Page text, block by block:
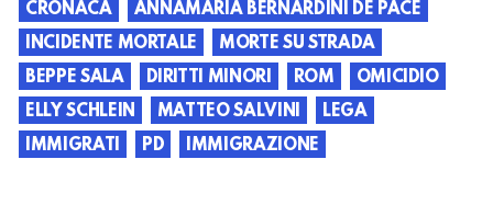
CRONACA
ANNAMARIA BERNARDINI DE PACE
INCIDENTE MORTALE
MORTE SU STRADA
BEPPE SALA
DIRITTI MINORI ROM
OMICIDIO
ELLY SCHLEIN
MATTEO SALVINI
LEGA
IMMIGRATI
PD IMMIGRAZIONE